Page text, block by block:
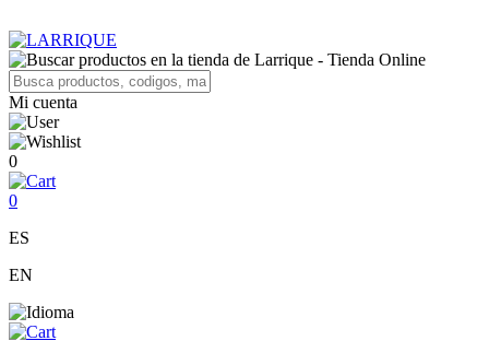
Mi cuenta
0
0
ES
EN